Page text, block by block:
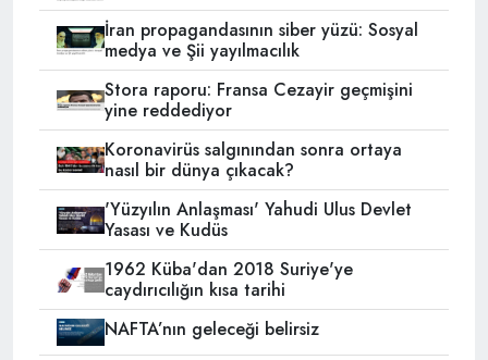
İran propagandasının siber yüzü: Sosyal
medya ve Şii yayılmacılık
Stora raporu: Fransa Cezayir geçmişini
yine reddediyor
Koronavirüs salgınından sonra ortaya
nasıl bir dünya çıkacak?
'Yüzyılın Anlaşması' Yahudi Ulus Devlet
Yasası ve Kudüs
1962 Küba'dan 2018 Suriye'ye
caydırıcılığın kısa tarihi
NAFTA’nın geleceği belirsiz